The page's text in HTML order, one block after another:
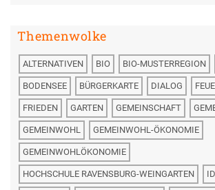
Themenwolke
ALTERNATIVEN BIO BIO-MUSTERREGION
BODENSEE BÜRGERKARTE DIALOG
FRIEDEN GARTEN GEMEINSCHAFT
GEMEINWOHL GEMEINWOHL-ÖKONOMIE
GEMEINWOHLÖKONOMIE
HOCHSCHULE RAVENSBURG-WEINGARTEN